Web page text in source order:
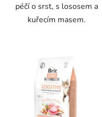
péčí o srst, s lososem a
kuřecím masem.